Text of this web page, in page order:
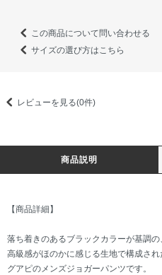
この商品について問い合わせる
サイズの選び方はこちら
レビューを見る(0件)
商品説明
【商品詳細】
落ち着きのあるブラックカラーが基調の
高級感がほのかに感じる生地で構成され
グアピのメンズジョガーパンツです。